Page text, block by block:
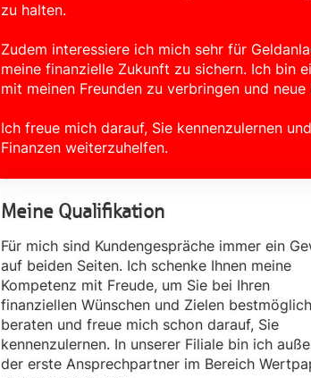
zu halten.
Zudem interessiere ich mich sehr für
meine finanzielle Zukunft zu sichern. Ich bin
mit meinen Freunden zu verbringen und neue
Ich freue mich darauf, Sie kennenzulernen
Finanzen weiterzuhelfen.
Meine Qualifikation
Für mich sind Kundengespräche immer ein
auf beiden Seiten. Ich schenke Ihnen meine
Kompetenz mit Freude, um Sie bei Ihren
finanziellen Wünschen und Zielen
beraten und freue mich schon darauf, Sie
kennenzulernen. In unserer Filiale bin ich
der erste Ansprechpartner im Bereich